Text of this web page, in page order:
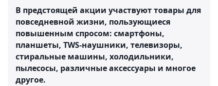
В предстоящей акции участвуют товары для
повседневной жизни, пользующиеся
повышенным спросом: смартфоны,
планшеты, TWS-наушники, телевизоры,
стиральные машины, холодильники,
пылесосы, различные аксессуары и многое
другое.